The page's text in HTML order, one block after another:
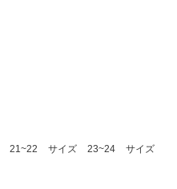
21~22 サイズ 23~24
サイズ